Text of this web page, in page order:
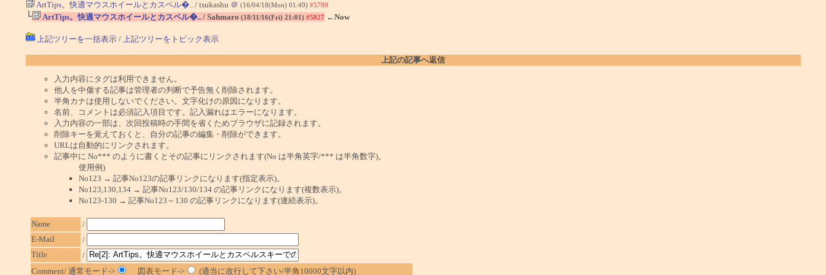
ArtTips。快適マウスホイールとカスペル�.. / tsukashu ＠ (16/04/18(Mon) 01:49) #5789
└ ArtTips。快適マウスホイールとカスペル�../ Sahmaro (18/11/16(Fri) 21:01) #5827 ←Now
上記ツリーを一括表示/ 上記ツリーをトピック表示
上記の記事へ返信
入力内容にタグは利用できません。
他人を中傷する記事は管理者の判断で予告無く削除されます。
半角カナは使用しないでください。文字化けの原因になります。
名前、コメントは必須記入項目です。記入漏れはエラーになります。
入力内容の一部は、次回投稿時の手間を省くためブラウザに記録されます。
削除キーを覚えておくと、自分の記事の編集・削除ができます。
URLは自動的にリンクされます。
記事中に No*** のように書くとその記事にリンクされます(No は半角英字/*** は半角数字)。
使用例)
No123 → 記事No123の記事リンクになります(指定表示)。
No123,130,134 → 記事No123/130/134 の記事リンクになります(複数表示)。
No123-130 → 記事No123～130 の記事リンクになります(連続表示)。
Name
/
E-Mail
/
Title
/
Comment/ 通常モード->
図表モード-> (適当に改行して下さい/半角10000文字以内)